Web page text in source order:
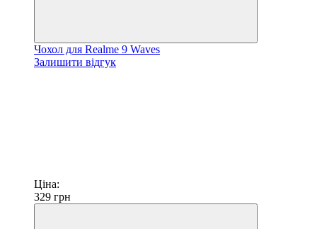
Чохол для Realme 9 Waves
Залишити відгук
Ціна:
329 грн